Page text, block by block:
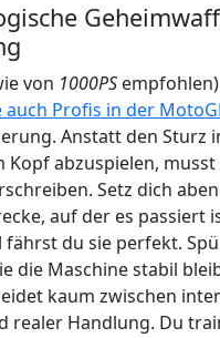
von 1000PS
auch Profis in der
Anstatt den Sturz
Kopf abzuspielen,
Setz dich
auf der es passiert
fährst du sie perfekt.
die Maschine stabil
kaum zwischen
realer Handlung. Du